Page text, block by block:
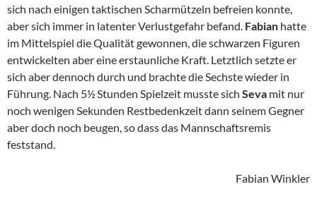
sich nach einigen taktischen Scharmützeln befreien konnte,
aber sich immer in latenter Verlustgefahr befand. Fabian hatte
im Mittelspiel die Qualität gewonnen, die schwarzen Figuren
entwickelten aber eine erstaunliche Kraft. Letztlich setzte er
sich aber dennoch durch und brachte die Sechste wieder in
Führung. Nach 5½ Stunden Spielzeit musste sich Seva mit nur
noch wenigen Sekunden Restbedenkzeit dann seinem Gegner
aber doch noch beugen, so dass das Mannschaftsremis
feststand.
Fabian Winkler